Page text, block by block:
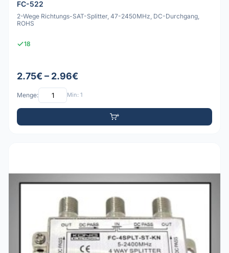
FC-522
2-Wege Richtungs-SAT-Splitter, 47-2450MHz, DC-Durchgang,
ROHS
18
2.75€ – 2.96€
Menge: Min: 1